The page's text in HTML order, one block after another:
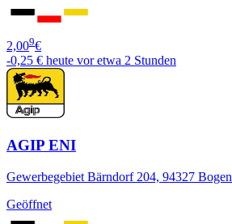
2,009€
-0,25 € heute vor etwa 2 Stunden
AGIP ENI
Gewerbegebiet Bärndorf 204, 94327 Bogen
Geöffnet